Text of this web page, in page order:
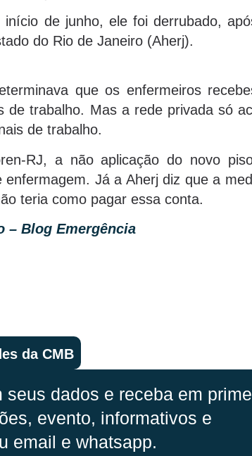
início de junho, ele foi derrubado,
do Rio de Janeiro (Aherj).
que os enfermeiros
de trabalho. Mas a rede privada só
de trabalho.
RJ, a não aplicação do novo
enfermagem. Já a Aherj diz que a
teria como pagar essa conta.
– Blog Emergência
da CMB
seus dados e receba em
evento, informativos e
email e whatsapp.